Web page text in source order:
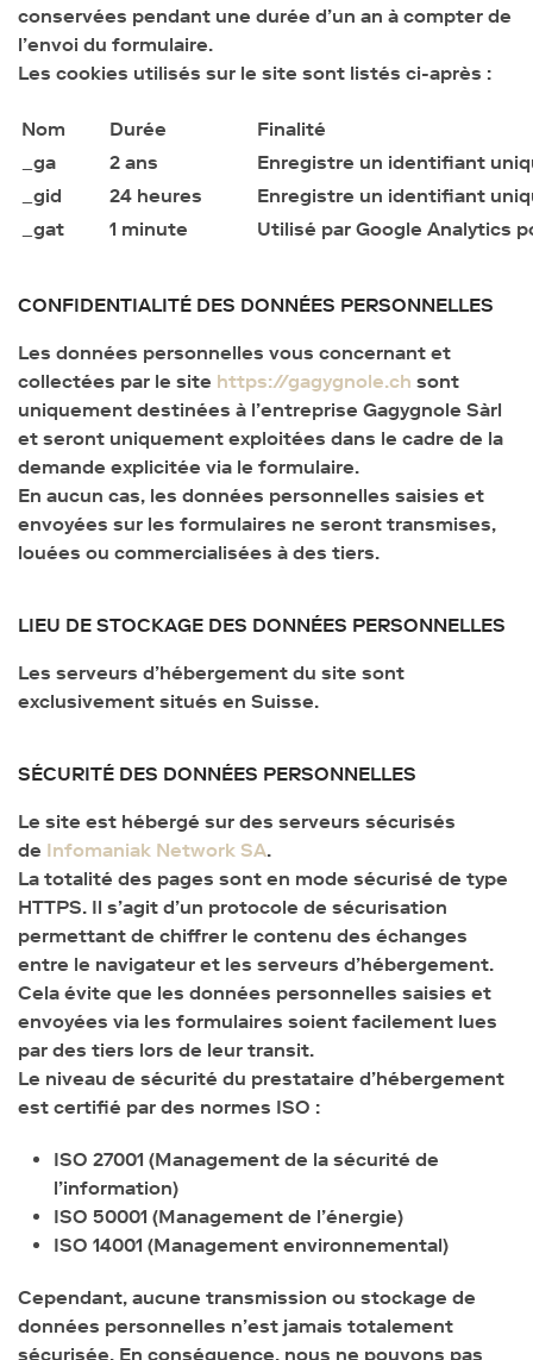
conservées pendant une durée d’un an à compter de
l’envoi du formulaire.
Les cookies utilisés sur le site sont listés ci-après :
Nom Durée
Finalité
_ga
2 ans
Enregistre un identifiant
_gid
24 heures
Enregistre un identifiant
_gat
1 minute Utilisé par Google Analytics
CONFIDENTIALITÉ DES DONNÉES PERSONNELLES
Les données personnelles vous concernant et
collectées par le site https://gagygnole.ch sont
uniquement destinées à l’entreprise Gagygnole Sàrl
et seront uniquement exploitées dans le cadre de la
demande explicitée via le formulaire.
En aucun cas, les données personnelles saisies et
envoyées sur les formulaires ne seront transmises,
louées ou commercialisées à des tiers.
LIEU DE STOCKAGE DES DONNÉES PERSONNELLES
Les serveurs d’hébergement du site sont
exclusivement situés en Suisse.
SÉCURITÉ DES DONNÉES PERSONNELLES
Le site est hébergé sur des serveurs sécurisés
de Infomaniak Network SA.
La totalité des pages sont en mode sécurisé de type
HTTPS. Il s’agit d’un protocole de sécurisation
permettant de chiffrer le contenu des échanges
entre le navigateur et les serveurs d’hébergement.
Cela évite que les données personnelles saisies et
envoyées via les formulaires soient facilement lues
par des tiers lors de leur transit.
Le niveau de sécurité du prestataire d’hébergement
est certifié par des normes ISO :
ISO 27001 (Management de la sécurité de
l’information)
ISO 50001 (Management de l’énergie)
ISO 14001 (Management environnemental)
Cependant, aucune transmission ou stockage de
données personnelles n’est jamais totalement
sécurisée. En conséquence, nous ne pouvons pas